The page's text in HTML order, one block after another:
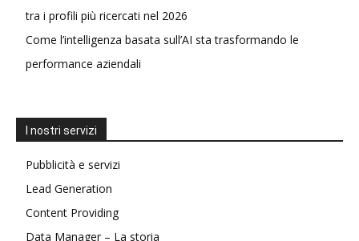
tra i profili più ricercati nel 2026
Come l’intelligenza basata sull’AI sta trasformando le
performance aziendali
I nostri servizi
Pubblicità e servizi
Lead Generation
Content Providing
Data Manager – La storia